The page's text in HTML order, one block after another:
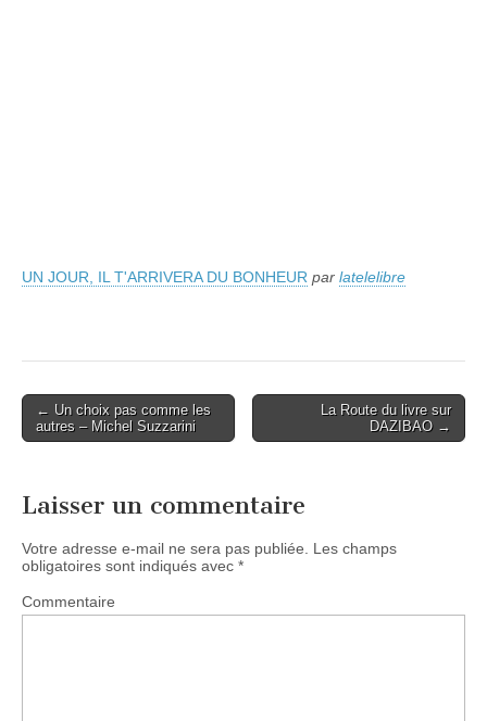
UN JOUR, IL T'ARRIVERA DU BONHEUR par latelelibre
Post
navigation
← Un choix pas comme les
autres – Michel Suzzarini
La Route du livre sur
DAZIBAO →
Laisser un commentaire
Votre adresse e-mail ne sera pas publiée.
Les champs
obligatoires sont indiqués avec *
Commentaire